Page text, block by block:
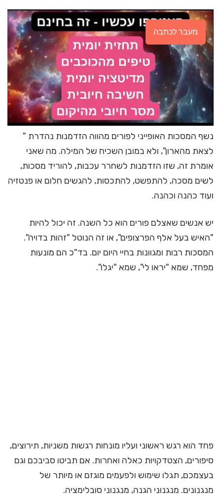
מעבר לכתבה
נשף המסכות האופייני לפורים מהווה הזדמנות נהדרת "
לצאת מהארון", ולא במובן השכיח של המילה. מה שאני
אומרת זה, שזו הזדמנות לשחרר עכבות, להוריד מסכות,
לשים מסכה, להתפשט, להתכסות, להגשים חלום או פנטזיה
ועוד כהנה וכהנה.
יש אנשים שאצלם פורים הוא כל השנה. זה יכול להיות
"האיש בעל אלף הפרצופים", או זה הנוטל "זהות בדויה".
המסכות רבות ומגוונות בחיי היום יום. בד"כ הם מונעות
מפחד, שמא "יראו לי", שמא "יגלו".
פחד הוא רגש ראשוני ועליו מונחות רגשות משניות, תירוצים,
סיפורים, הצטדקויות כאלה ואחרות. אם תביטו סביבכם וגם
בעצמכם, תגלו שימוש ולפעמים מוגזם או מיותר של
מנגנונים. מנגנוני הגנה, מנגנוני סובלימציה.